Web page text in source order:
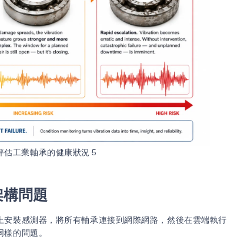
估工業軸承的健康狀況 5
問題
裝感測器，將所有軸承連接到網際網路，然後在雲端執行
的問題。